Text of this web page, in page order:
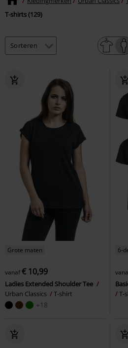
T-shirts (129)
Grote maten
vanaf€ 10,99
Ladies Extended Shoulder Tee
Urban Classics
T-shirt
+18
6-
T-